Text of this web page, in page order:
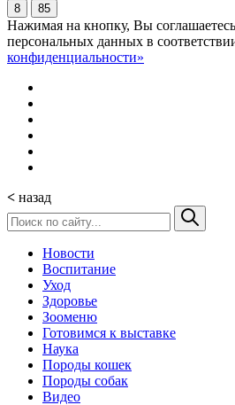
8 85
Нажимая на кнопку, Вы
персональных данных в
конфиденциальности»
< назад
Новости
Воспитание
Уход
Здоровье
Зооменю
Готовимся к выставке
Наука
Породы кошек
Породы собак
Видео